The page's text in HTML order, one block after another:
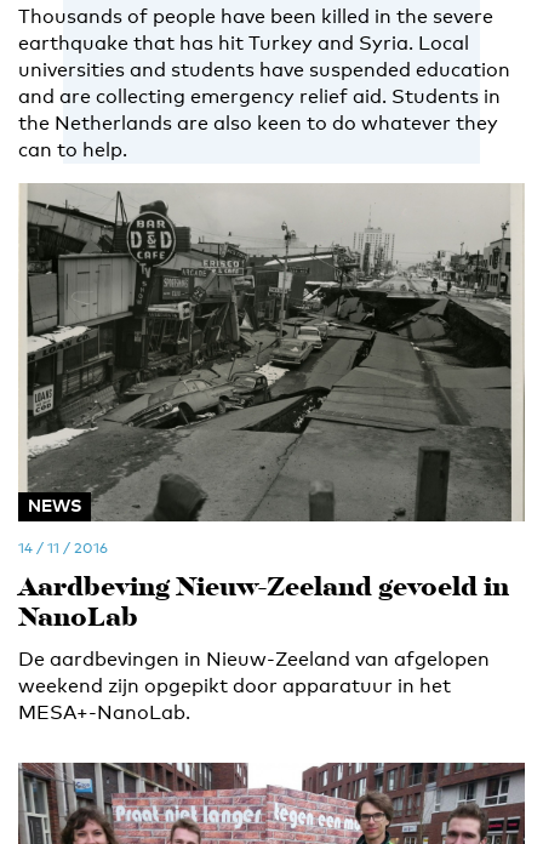
Thousands of people have been killed in the severe
earthquake that has hit Turkey and Syria. Local
universities and students have suspended education
and are collecting emergency relief aid. Students in
the Netherlands are also keen to do whatever they
can to help.
NEWS
14 / 11 / 2016
Aardbeving Nieuw-Zeeland gevoeld in
NanoLab
De aardbevingen in Nieuw-Zeeland van afgelopen
weekend zijn opgepikt door apparatuur in het
MESA+-NanoLab.